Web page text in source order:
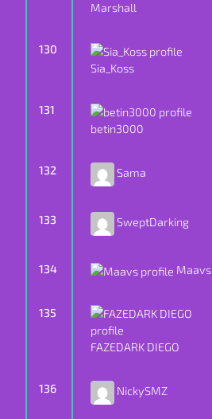
Marshall
130
Sia_Koss
131
betin3000
132 Sama
133 SweptDarking
134 Maavs
135
FAZEDARK DIEGO
136 NickySMZ